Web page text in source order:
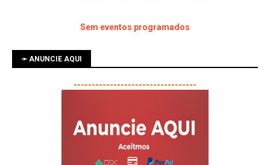
Sem eventos programados
➛ ANUNCIE AQUI
----------------------------------